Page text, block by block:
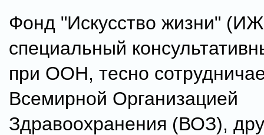
Фонд "Искусство жизни"
специальный
при ООН, тесно
Всемирной Организацией
Здравоохранения (ВОЗ),